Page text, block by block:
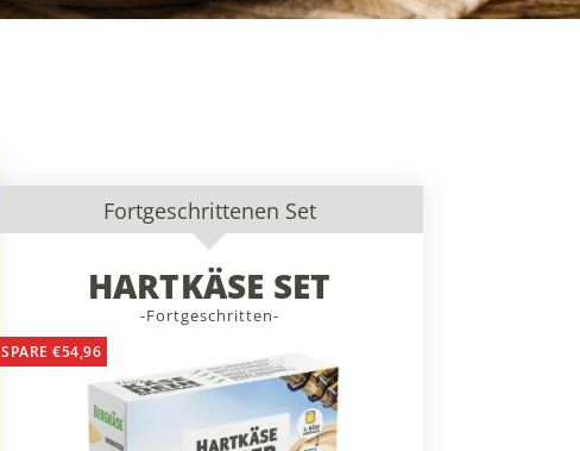
Fortgeschrittenen Set
HARTKÄSE SET
-Fortgeschritten-
SPARE €54,96